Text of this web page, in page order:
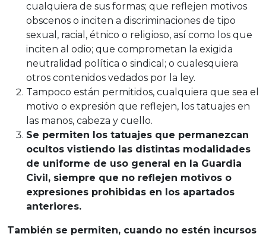
cualquiera de sus formas; que reflejen motivos
obscenos o inciten a discriminaciones de tipo
sexual, racial, étnico o religioso, así como los que
inciten al odio; que comprometan la exigida
neutralidad política o sindical; o cualesquiera
otros contenidos vedados por la ley.
Tampoco están permitidos, cualquiera que sea el
motivo o expresión que reflejen, los tatuajes en
las manos, cabeza y cuello.
Se permiten los tatuajes que permanezcan
ocultos vistiendo las distintas modalidades
de uniforme de uso general en la Guardia
Civil, siempre que no reflejen motivos o
expresiones prohibidas en los apartados
anteriores.
También se permiten, cuando no estén incursos